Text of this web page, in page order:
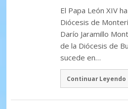
El Papa León XIV
Diócesis de
Darío Jaramillo
de la Diócesis de
sucede en…
Continuar Leyendo